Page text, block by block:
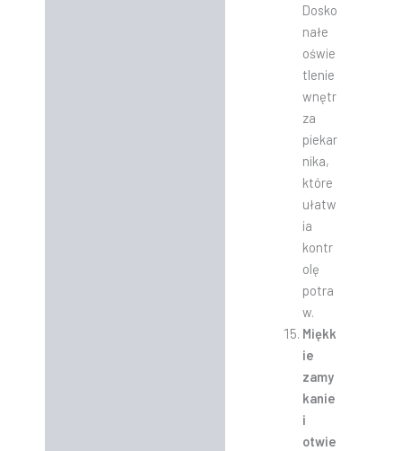
Dosko
nałe
oświe
tlenie
wnętr
za
piekar
nika,
które
ułatw
ia
kontr
olę
potra
w.
Miękk
ie
zamy
kanie
i
otwie